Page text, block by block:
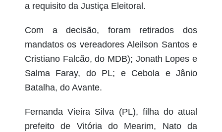
a requisito da Justiça Eleitoral.
Com a decisão, foram retirados dos
mandatos os vereadores Aleilson Santos e
Cristiano Falcão, do MDB); Jonath Lopes e
Salma Faray, do PL; e Cebola e Jânio
Batalha, do Avante.
Fernanda Vieira Silva (PL), filha do atual
prefeito de Vitória do Mearim, Nato da